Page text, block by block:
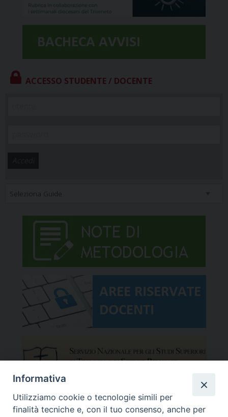
ACCESSO STUDENTE / DOCENTE
Informativa
Utilizziamo cookie o tecnologie simili per
finalità tecniche e, con il tuo consenso, anche per